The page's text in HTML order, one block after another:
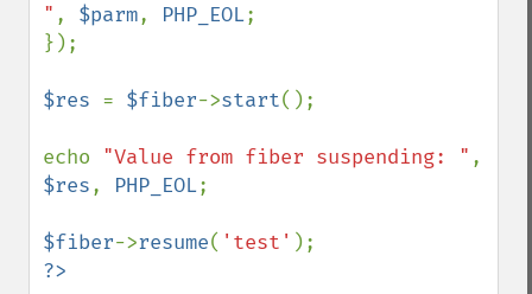
" , $parm, PHP_EOL;
});
$res = $fiber->start();
echo "Value from fiber suspending: "
$res, PHP_EOL;
$fiber->resume( 'test'
?>